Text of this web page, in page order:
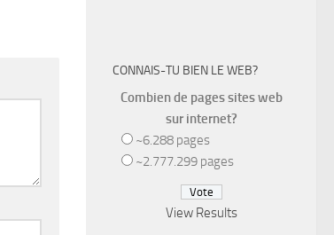
CONNAIS-TU BIEN LE WEB?
Combien de pages sites web
sur internet?
~6.288 pages
~2.777.299 pages
View Results